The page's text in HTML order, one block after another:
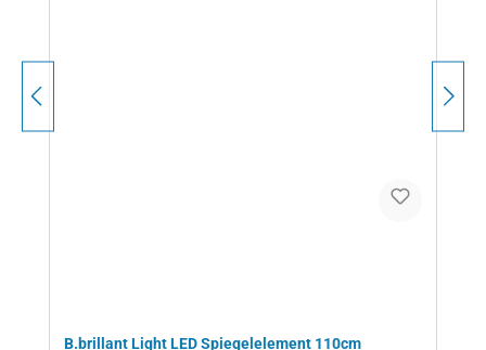
B.brillant Light LED Spiegelelement 110cm